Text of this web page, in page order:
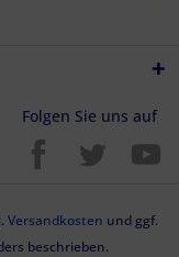
Folgen Sie uns auf
Versandkosten und ggf.
beschrieben.